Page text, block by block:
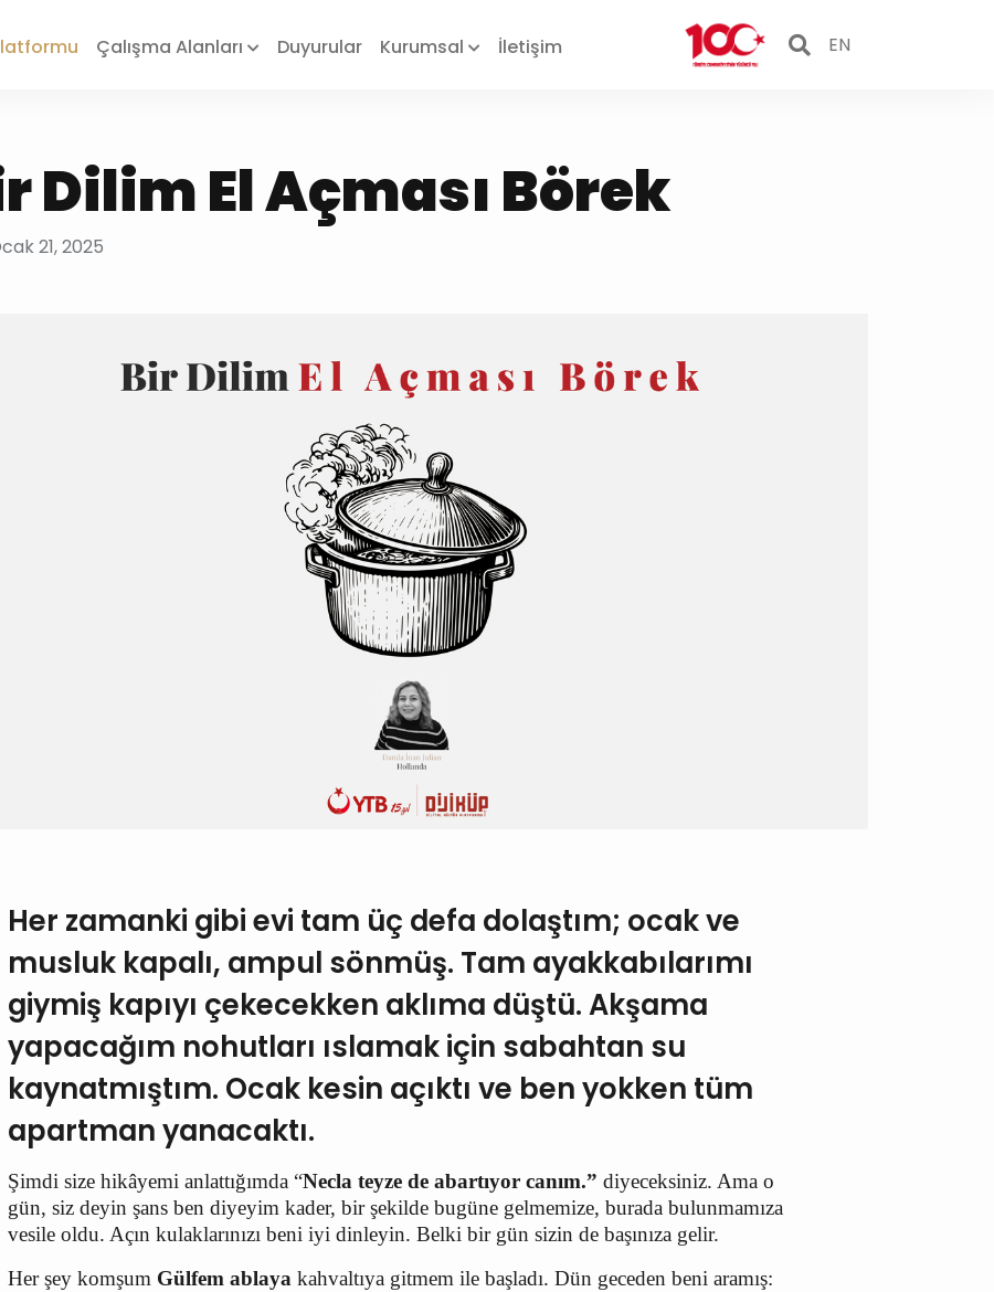
Çalışma Alanları Duyurular Kurumsal İletişim EN
Dilim El Açması Börek
21, 2025
Her zamanki gibi evi tam üç defa dolaştım; ocak ve
musluk kapalı, ampul sönmüş. Tam ayakkabılarımı
giymiş kapıyı çekecekken aklıma düştü. Akşama
yapacağım nohutları ıslamak için sabahtan su
kaynatmıştım. Ocak kesin açıktı ve ben yokken tüm
apartman yanacaktı.
Şimdi size hikâyemi anlattığımda “Necla teyze de abartıyor canım.” diyeceksiniz. Ama o
gün, siz deyin şans ben diyeyim kader, bir şekilde bugüne gelmemize, burada bulunmamıza
vesile oldu. Açın kulaklarınızı beni iyi dinleyin. Belki bir gün sizin de başınıza gelir.
Her şey komşum Gülfem ablaya kahvaltıya gitmem ile başladı. Dün geceden beni aramış: